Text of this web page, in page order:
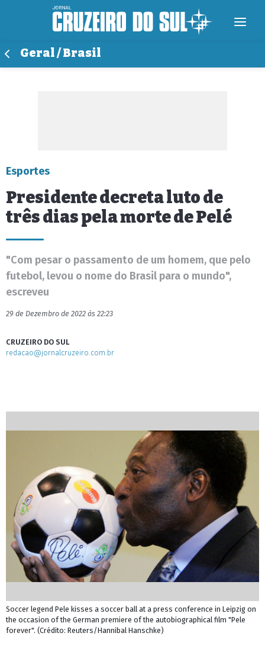
Geral / Brasil
Esportes
Presidente decreta luto de
três dias pela morte de Pelé
"Com pesar o passamento de um homem, que pelo
futebol, levou o nome do Brasil para o mundo",
escreveu
29 de Dezembro de 2022 às 22:23
CRUZEIRO DO SUL
redacao@jornalcruzeiro.com.br
Soccer legend Pele kisses a soccer ball at a press conference in Leipzig on
the occasion of the German premiere of the autobiographical film "Pele
forever". (Crédito: Reuters/Hannibal Hanschke)